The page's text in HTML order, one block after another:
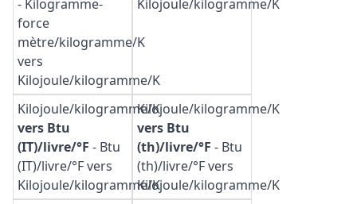
- Kilogramme-
force
mètre/kilogramme/K
vers
Kilojoule/kilogramme/K
Kilojoule/kilogramme/K
Kilojoule/kilogramme/K
vers Btu
(IT)/livre/°F - Btu
(IT)/livre/°F vers
Kilojoule/kilogramme/K
Kilojoule/kilogramme/K
vers Btu
(th)/livre/°F - Btu
(th)/livre/°F vers
Kilojoule/kilogramme/K